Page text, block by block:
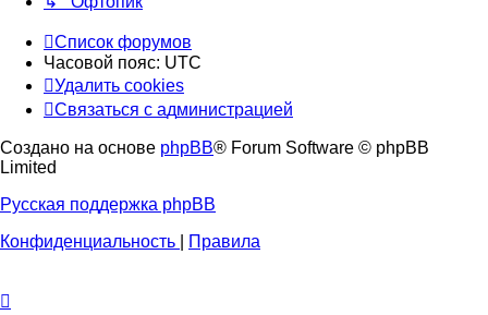
Список форумов
Часовой пояс: UTC
Удалить cookies
Связаться
администрацией
Связаться с администрацией
Создано на основе phpBB® Forum Software © phpBB
Limited
Русская поддержка phpBB
Конфиденциальность
Правила